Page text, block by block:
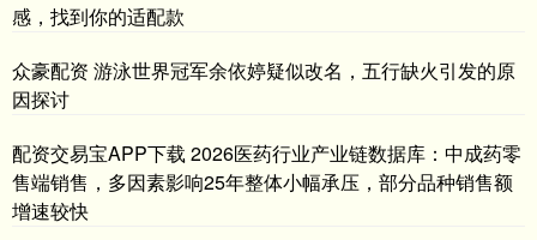
感，找到你的适配款
众豪配资 游泳世界冠军余依婷疑似改名，五行缺火引发的原
因探讨
配资交易宝APP下载 2026医药行业产业链数据库：中成药零
售端销售，多因素影响25年整体小幅承压，部分品种销售额
增速较快